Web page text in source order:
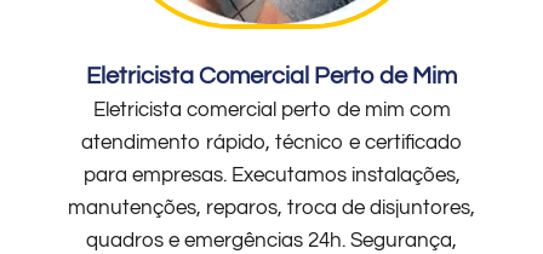
Eletricista Comercial Perto de Mim
Eletricista comercial perto de mim com
atendimento rápido, técnico e certificado
para empresas. Executamos instalações,
manutenções, reparos, troca de disjuntores,
quadros e emergências 24h. Segurança,